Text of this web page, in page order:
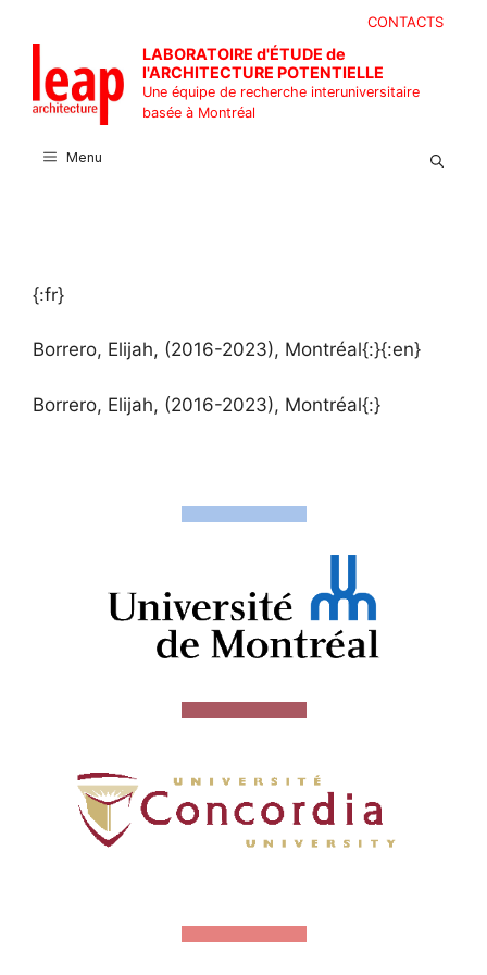
contenu
CONTACTS
LABORATOIRE d'ÉTUDE de
l'ARCHITECTURE POTENTIELLE
Une équipe de recherche interuniversitaire
basée à Montréal
Menu
{:fr}
Borrero, Elijah, (2016-2023), Montréal{:}{:en}
Borrero, Elijah, (2016-2023), Montréal{:}